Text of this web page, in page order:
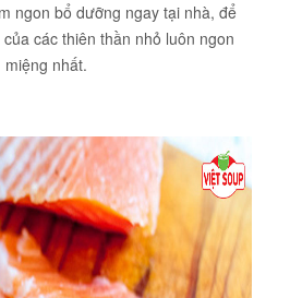
ngon bổ dưỡng ngay tại nhà, để
các thiên thần nhỏ luôn ngon
miệng nhất.